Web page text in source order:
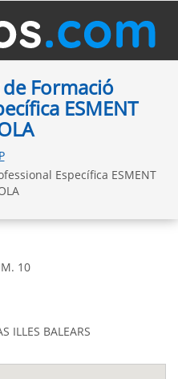
Formació
ESMENT
Específica ESMENT
10
ILLES BALEARS